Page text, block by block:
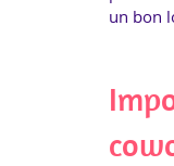
un bon